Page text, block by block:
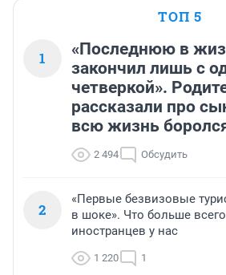
ТОП 5
1
«Последнюю в
закончил лишь с
четверкой».
рассказали про
всю жизнь
2 494 Обсудить
2
«Первые безвизовые
в шоке». Что больше всего
иностранцев у нас
1 220 1